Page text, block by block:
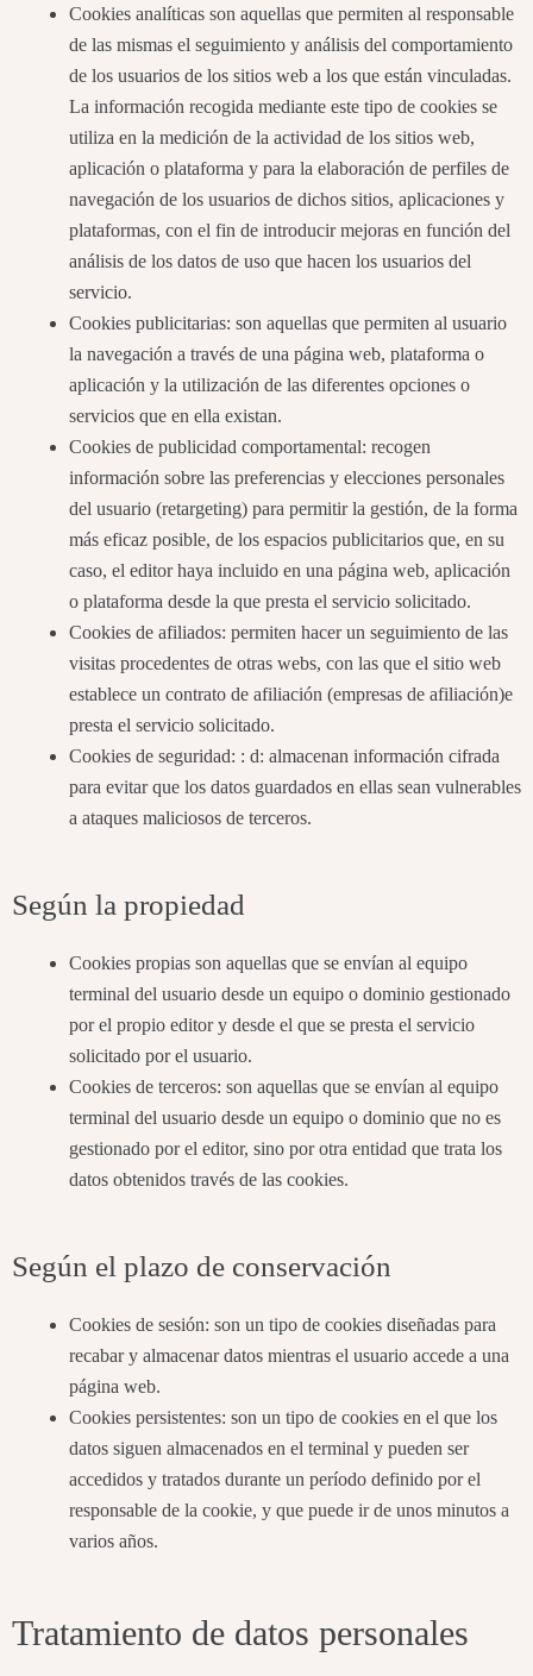
Cookies analíticas son aquellas que permiten al responsable
de las mismas el seguimiento y análisis del comportamiento
de los usuarios de los sitios web a los que están vinculadas.
La información recogida mediante este tipo de cookies se
utiliza en la medición de la actividad de los sitios web,
aplicación o plataforma y para la elaboración de perfiles de
navegación de los usuarios de dichos sitios, aplicaciones y
plataformas, con el fin de introducir mejoras en función del
análisis de los datos de uso que hacen los usuarios del
servicio.
Cookies publicitarias: son aquellas que permiten al usuario
la navegación a través de una página web, plataforma o
aplicación y la utilización de las diferentes opciones o
servicios que en ella existan.
Cookies de publicidad comportamental: recogen
información sobre las preferencias y elecciones personales
del usuario (retargeting) para permitir la gestión, de la forma
más eficaz posible, de los espacios publicitarios que, en su
caso, el editor haya incluido en una página web, aplicación
o plataforma desde la que presta el servicio solicitado.
Cookies de afiliados: permiten hacer un seguimiento de las
visitas procedentes de otras webs, con las que el sitio web
establece un contrato de afiliación (empresas de afiliación)e
presta el servicio solicitado.
Cookies de seguridad: : d: almacenan información cifrada
para evitar que los datos guardados en ellas sean vulnerables
a ataques maliciosos de terceros.
Según la propiedad
Cookies propias son aquellas que se envían al equipo
terminal del usuario desde un equipo o dominio gestionado
por el propio editor y desde el que se presta el servicio
solicitado por el usuario.
Cookies de terceros: son aquellas que se envían al equipo
terminal del usuario desde un equipo o dominio que no es
gestionado por el editor, sino por otra entidad que trata los
datos obtenidos través de las cookies.
Según el plazo de conservación
Cookies de sesión: son un tipo de cookies diseñadas para
recabar y almacenar datos mientras el usuario accede a una
página web.
Cookies persistentes: son un tipo de cookies en el que los
datos siguen almacenados en el terminal y pueden ser
accedidos y tratados durante un período definido por el
responsable de la cookie, y que puede ir de unos minutos a
varios años.
Tratamiento de datos personales